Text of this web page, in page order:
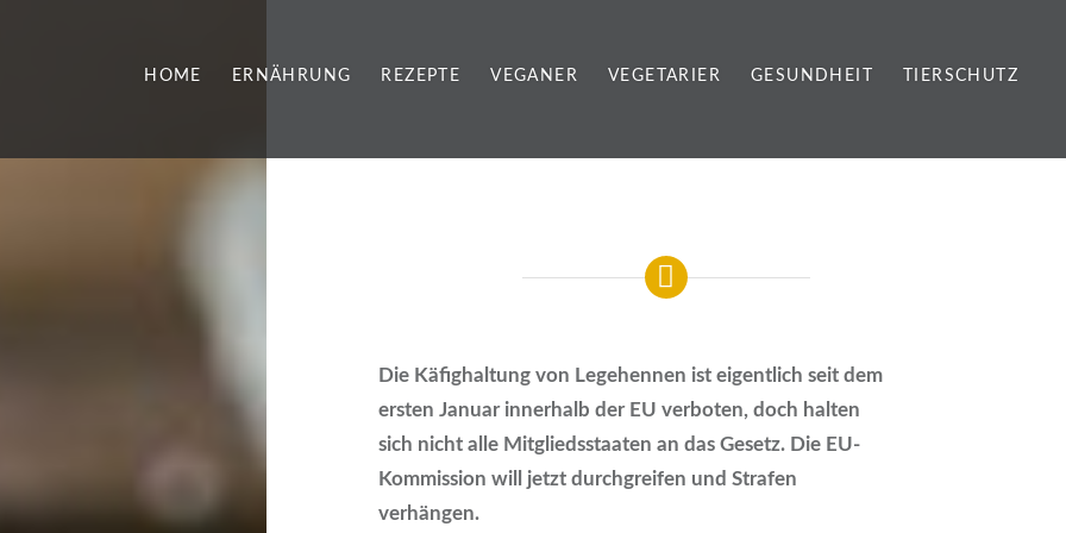
HOME ERNÄHRUNG REZEPTE VEGANER VEGETARIER GESUNDHEIT TIERSCHUTZ
Die Käfighaltung von Legehennen ist eigentlich seit dem
ersten Januar innerhalb der EU verboten, doch halten
sich nicht alle Mitgliedsstaaten an das Gesetz. Die EU-
Kommission will jetzt durchgreifen und Strafen
verhängen.